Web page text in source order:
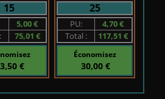
15
5,00 €
75,01 €
€
25
PU:
4,70 €
Total :
117,51 €
Économisez
30,00 €